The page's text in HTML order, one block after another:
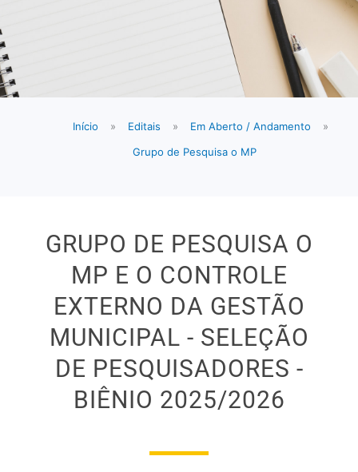
Início » Editais » Em Aberto / Andamento
»
Grupo de Pesquisa o MP
GRUPO DE PESQUISA O
MP E O CONTROLE
EXTERNO DA GESTÃO
MUNICIPAL - SELEÇÃO
DE PESQUISADORES -
BIÊNIO 2025/2026